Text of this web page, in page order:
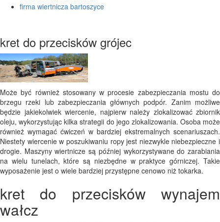
firma wiertnicza bartoszyce
kret do przecisków grójec
Może być również stosowany w procesie zabezpieczania mostu do
brzegu rzeki lub zabezpieczania głównych podpór. Zanim możliwe
będzie jakiekolwiek wiercenie, najpierw należy zlokalizować zbiornik
oleju, wykorzystując kilka strategii do jego zlokalizowania. Osoba może
również wymagać ćwiczeń w bardziej ekstremalnych scenariuszach.
Niestety wiercenie w poszukiwaniu ropy jest niezwykle niebezpieczne i
drogie. Maszyny wiertnicze są później wykorzystywane do zarabiania
na wielu tunelach, które są niezbędne w praktyce górniczej. Takie
wyposażenie jest o wiele bardziej przystępne cenowo niż tokarka.
kret do przecisków wynajem
wałcz